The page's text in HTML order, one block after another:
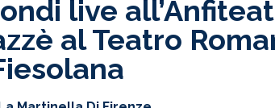
live
al Teatro